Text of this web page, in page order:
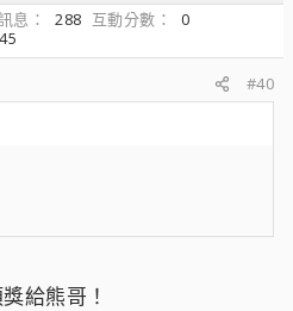
訊息 288 互動分數
0
45
#40
給熊哥！